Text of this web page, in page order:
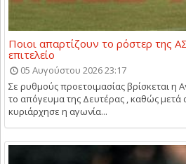
Ποιοι απαρτίζουν το ρόστερ της
επιτελείο
05 Αυγούστου 2026 23:17
Σε ρυθμούς προετοιμασίας βρίσκεται η
το απόγευμα της Δευτέρας , καθώς
κυριάρχησε η αγωνία...